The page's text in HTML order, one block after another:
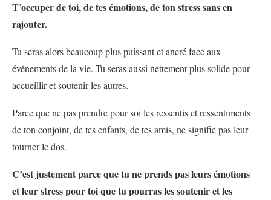
T’occuper de toi, de tes émotions, de ton stress sans en
rajouter.
Tu seras alors beaucoup plus puissant et ancré face aux
événements de la vie. Tu seras aussi nettement plus solide pour
accueillir et soutenir les autres.
Parce que ne pas prendre pour soi les ressentis et ressentiments
de ton conjoint, de tes enfants, de tes amis, ne signifie pas leur
tourner le dos.
C’est justement parce que tu ne prends pas leurs émotions
et leur stress pour toi que tu pourras les soutenir et les